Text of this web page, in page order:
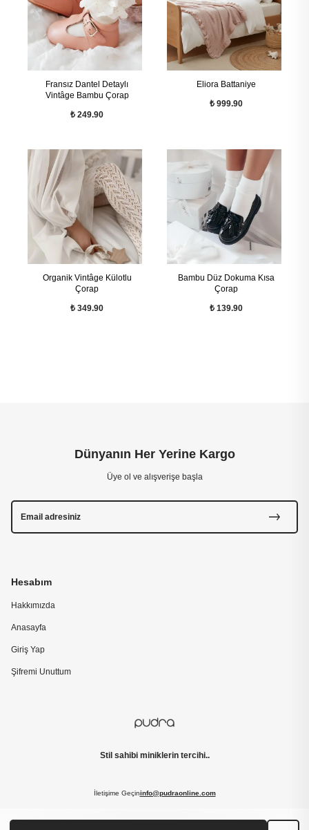
Fransız Dantel Detaylı
Vintâge Bambu Çorap
₺ 249.90
Eliora Battaniye
₺ 999.90
Organik Vintâge Külotlu
Çorap
₺ 349.90
Bambu Düz Dokuma Kısa
Çorap
₺ 139.90
Stil sahibi miniklerin tercihi..
İletişime Geçininfo@pudraonline.com
Hesabım
Hakkımızda
Anasayfa
Giriş Yap
Şifremi Unuttum
Dünyanın Her Yerine Kargo
Üye ol ve alışverişe başla